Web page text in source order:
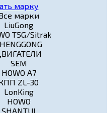
марку
марки
LiuGong
T5G/Sitrak
SEM
HOWO A7
ZL-30
LonKing
HOWO
SHANTUI